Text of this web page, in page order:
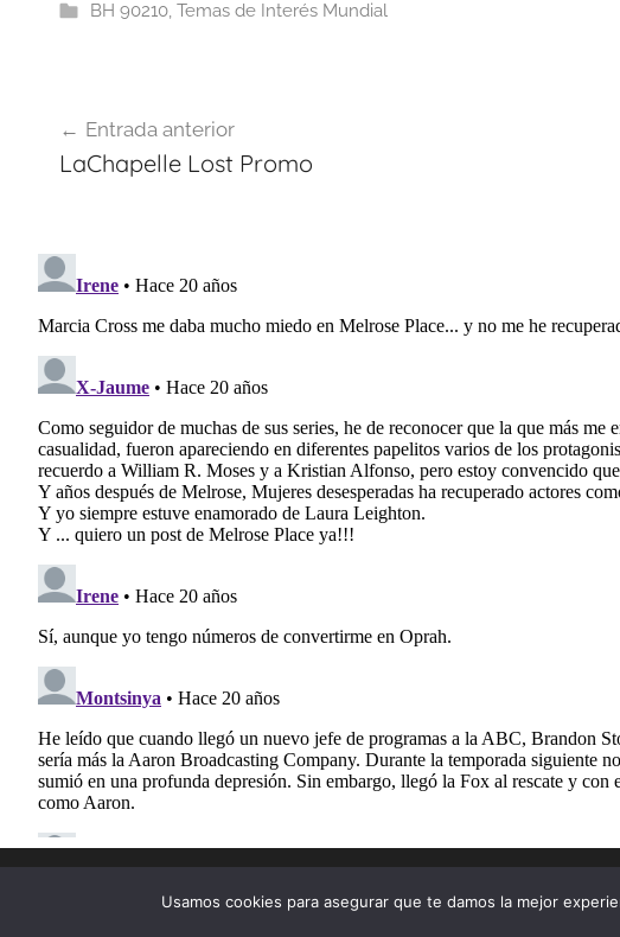
BH 90210, Temas de Interés Mundial
de
entradas
Entrada anterior
LaChapelle Lost Promo
Tema para WordPress: Donovan de ThemeZee.
Usamos cookies para asegurar que te damos la mejor